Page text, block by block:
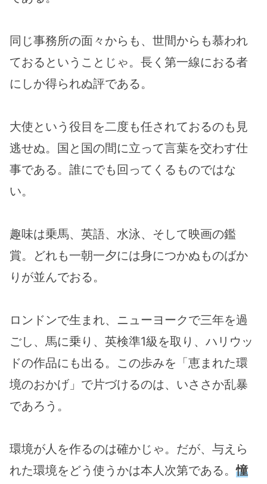
同じ事務所の面々からも、世間からも慕われ
ておるということじゃ。長く第一線におる者
にしか得られぬ評である。
大使という役目を二度も任されておるのも見
逃せぬ。国と国の間に立って言葉を交わす仕
事である。誰にでも回ってくるものではな
い。
趣味は乗馬、英語、水泳、そして映画の鑑
賞。どれも一朝一夕には身につかぬものばか
りが並んでおる。
ロンドンで生まれ、ニューヨークで三年を過
ごし、馬に乗り、英検準1級を取り、ハリウッ
ドの作品にも出る。この歩みを「恵まれた環
境のおかげ」で片づけるのは、いささか乱暴
であろう。
環境が人を作るのは確かじゃ。だが、与えら
れた環境をどう使うかは本人次第である。憧